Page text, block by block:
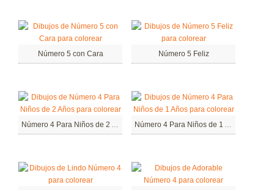
Número 5 con Cara Número 5 Feliz
Número 4 Para Niños de 2 Años Número 4 Para Niños de 1 Años